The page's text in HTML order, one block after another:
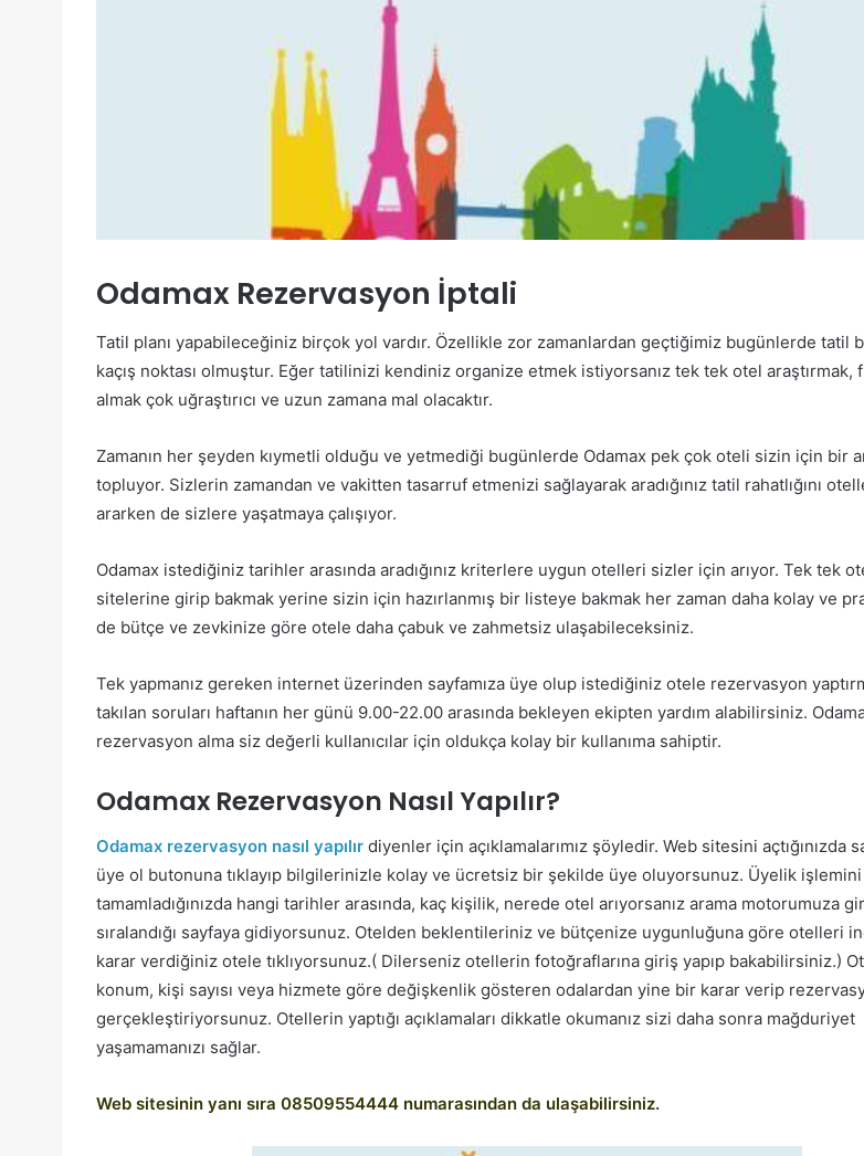
Odamax Rezervasyon İptali
Tatil planı yapabileceğiniz birçok yol vardır. Özellikle zor zamanlardan geçtiğimiz bugünlerde tatil
kaçış noktası olmuştur. Eğer tatilinizi kendiniz organize etmek istiyorsanız tek tek otel araştırmak,
almak çok uğraştırıcı ve uzun zamana mal olacaktır.
Zamanın her şeyden kıymetli olduğu ve yetmediği bugünlerde Odamax pek çok oteli sizin için bir
topluyor. Sizlerin zamandan ve vakitten tasarruf etmenizi sağlayarak aradığınız tatil rahatlığını
ararken de sizlere yaşatmaya çalışıyor.
Odamax istediğiniz tarihler arasında aradığınız kriterlere uygun otelleri sizler için arıyor. Tek tek
sitelerine girip bakmak yerine sizin için hazırlanmış bir listeye bakmak her zaman daha kolay ve
de bütçe ve zevkinize göre otele daha çabuk ve zahmetsiz ulaşabileceksiniz.
Tek yapmanız gereken internet üzerinden sayfamıza üye olup istediğiniz otele rezervasyon
takılan soruları haftanın her günü 9.00-22.00 arasında bekleyen ekipten yardım alabilirsiniz.
rezervasyon alma siz değerli kullanıcılar için oldukça kolay bir kullanıma sahiptir.
Odamax Rezervasyon Nasıl Yapılır?
Odamax rezervasyon nasıl yapılır diyenler için açıklamalarımız şöyledir. Web sitesini açtığınızda
üye ol butonuna tıklayıp bilgilerinizle kolay ve ücretsiz bir şekilde üye oluyorsunuz. Üyelik işlemini
tamamladığınızda hangi tarihler arasında, kaç kişilik, nerede otel arıyorsanız arama motorumuza
sıralandığı sayfaya gidiyorsunuz. Otelden beklentileriniz ve bütçenize uygunluğuna göre otelleri
karar verdiğiniz otele tıklıyorsunuz.( Dilerseniz otellerin fotoğraflarına giriş yapıp bakabilirsiniz.)
konum, kişi sayısı veya hizmete göre değişkenlik gösteren odalardan yine bir karar verip
gerçekleştiriyorsunuz. Otellerin yaptığı açıklamaları dikkatle okumanız sizi daha sonra mağduriyet
yaşamamanızı sağlar.
Web sitesinin yanı sıra 08509554444 numarasından da ulaşabilirsiniz.